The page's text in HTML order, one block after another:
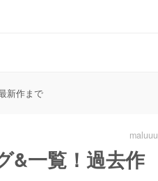
新作まで
maluuu
&一覧！過去作